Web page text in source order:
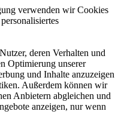
verwenden wir Cookies
deren Verhalten und
Optimierung unserer
und Inhalte anzuzeigen
Außerdem können wir
Anbietern abgleichen und
anzeigen, nur wenn